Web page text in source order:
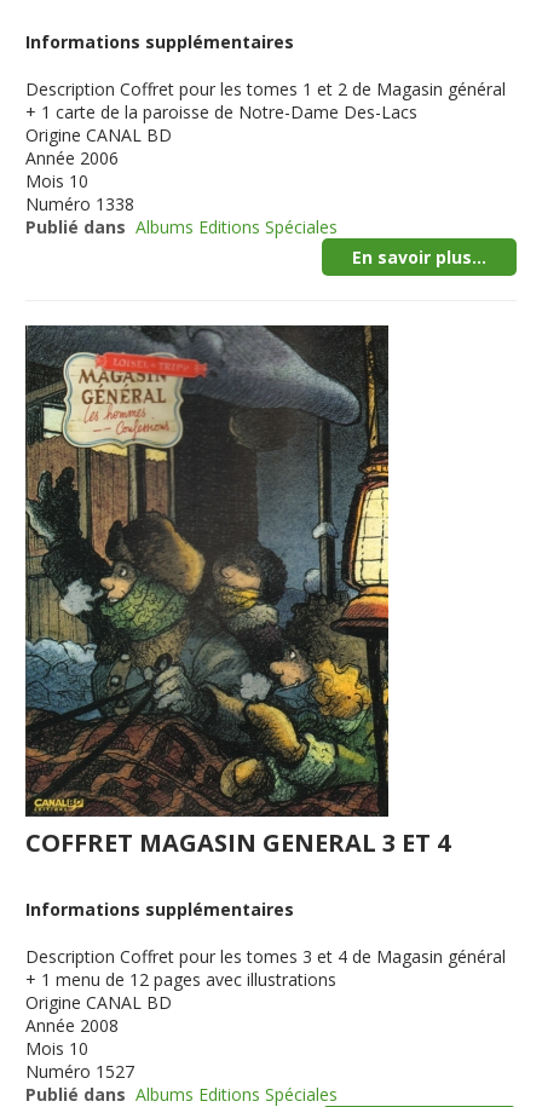
Informations supplémentaires
Description Coffret pour les tomes 1 et 2 de Magasin général
+ 1 carte de la paroisse de Notre-Dame Des-Lacs
Origine CANAL BD
Année 2006
Mois 10
Numéro 1338
Publié dans Albums Editions Spéciales
En savoir plus...
COFFRET MAGASIN GENERAL 3 ET 4
Informations supplémentaires
Description Coffret pour les tomes 3 et 4 de Magasin général
+ 1 menu de 12 pages avec illustrations
Origine CANAL BD
Année 2008
Mois 10
Numéro 1527
Publié dans Albums Editions Spéciales